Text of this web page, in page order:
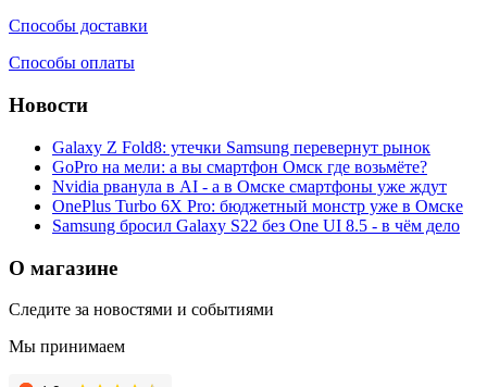
Способы доставки
Способы оплаты
Новости
Galaxy Z Fold8: утечки Samsung перевернут рынок
GoPro на мели: а вы смартфон Омск где возьмёте?
Nvidia рванула в AI - а в Омске смартфоны уже ждут
OnePlus Turbo 6X Pro: бюджетный монстр уже в Омске
Samsung бросил Galaxy S22 без One UI 8.5 - в чём дело
О магазине
Следите за новостями и событиями
Мы принимаем